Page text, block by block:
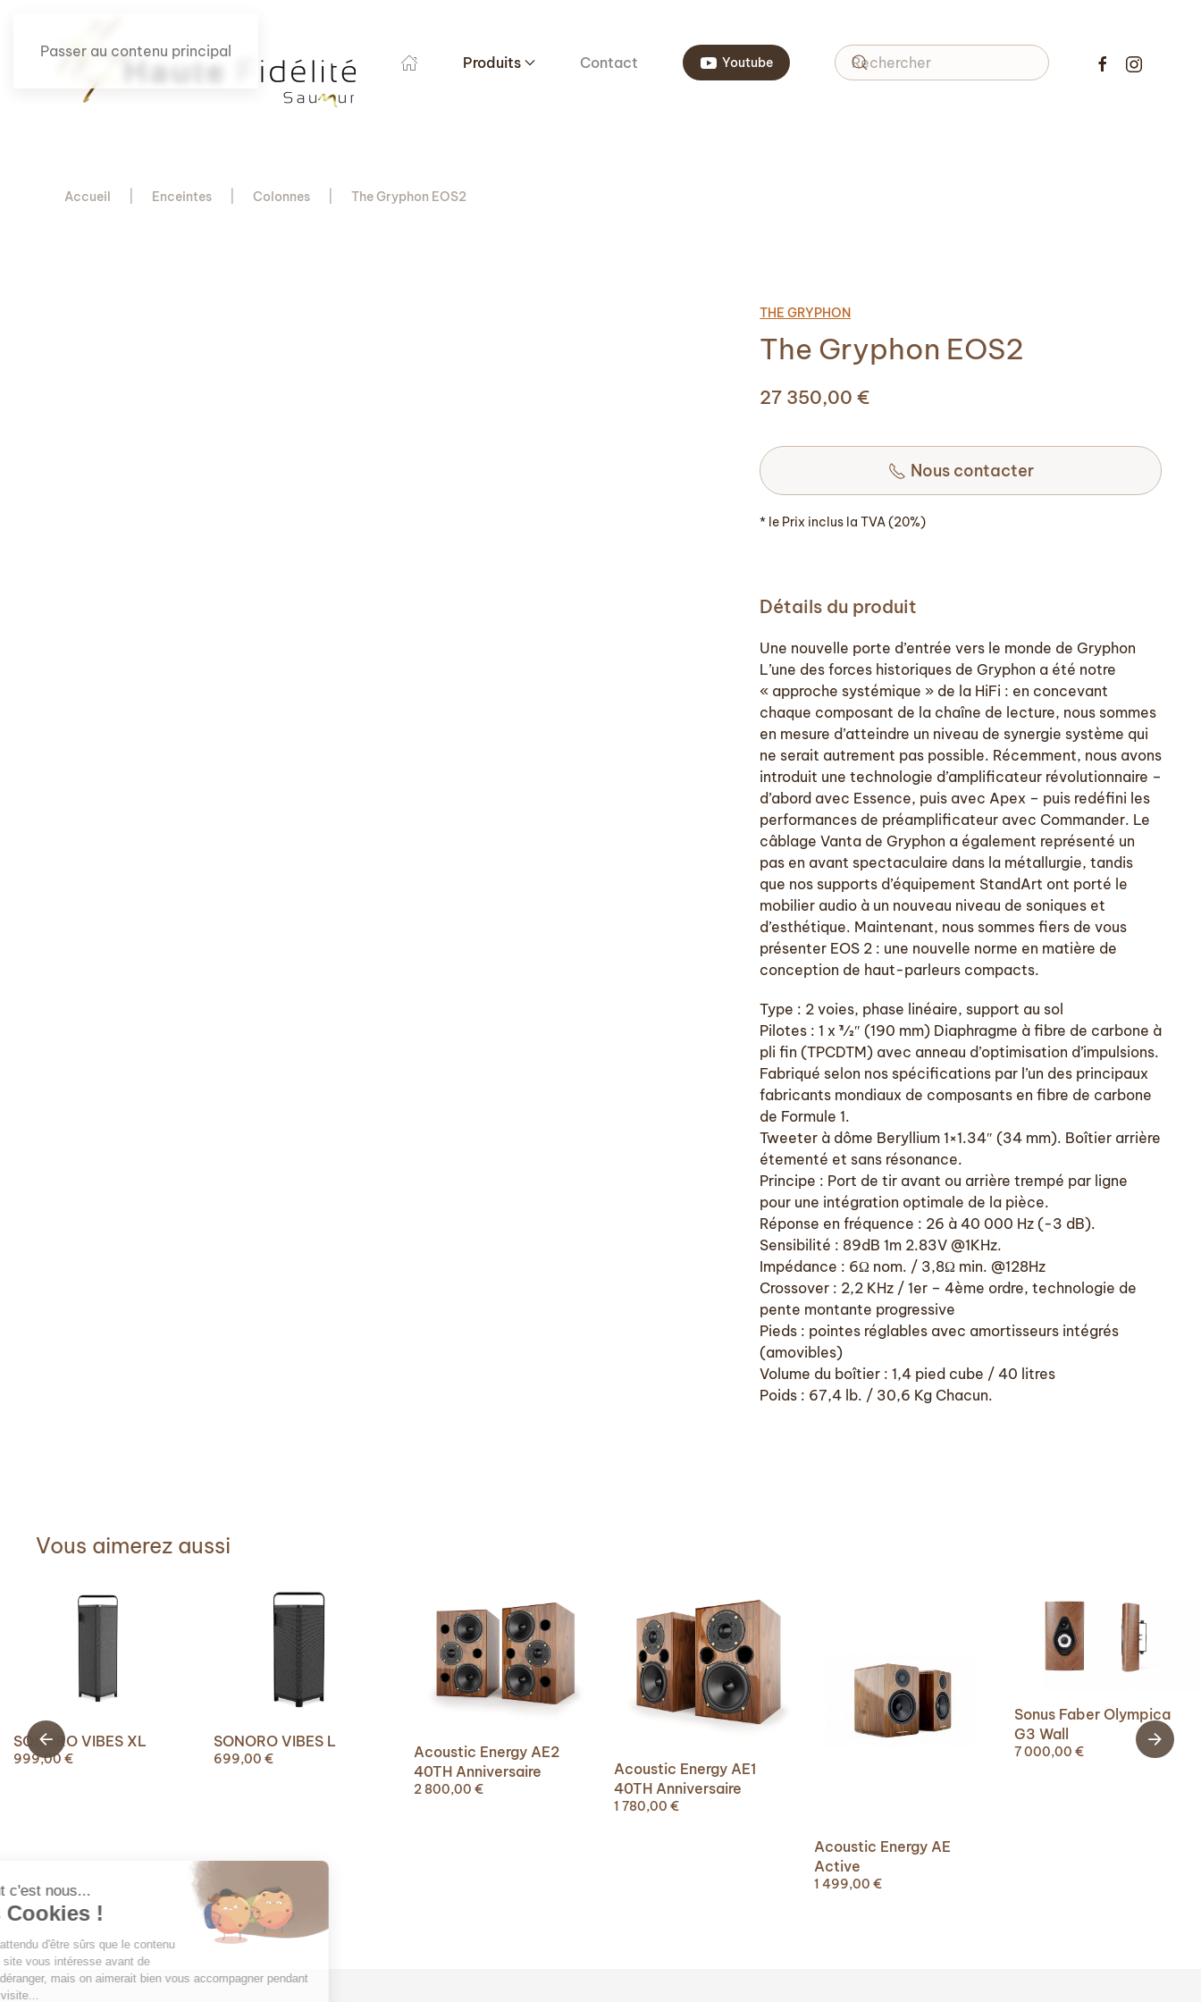
Passer au contenu principal
Produits Contact Youtube
Accueil Enceintes Colonnes The Gryphon EOS2
THE GRYPHON
The Gryphon EOS2
27 350,00€
Nous contacter
* le Prix inclus la TVA (20%)
Détails du produit
Une nouvelle porte d’entrée vers le monde de Gryphon
L’une des forces historiques de Gryphon a été notre
« approche systémique » de la HiFi : en concevant
chaque composant de la chaîne de lecture, nous sommes
en mesure d’atteindre un niveau de synergie système qui
ne serait autrement pas possible. Récemment, nous avons
introduit une technologie d’amplificateur révolutionnaire –
d’abord avec Essence, puis avec Apex – puis redéfini les
performances de préamplificateur avec Commander. Le
câblage Vanta de Gryphon a également représenté un
pas en avant spectaculaire dans la métallurgie, tandis
que nos supports d’équipement StandArt ont porté le
mobilier audio à un nouveau niveau de soniques et
d’esthétique. Maintenant, nous sommes fiers de vous
présenter EOS 2 : une nouvelle norme en matière de
conception de haut-parleurs compacts.
Type : 2 voies, phase linéaire, support au sol
Pilotes : 1 x 71⁄2″ (190 mm) Diaphragme à fibre de carbone à
pli fin (TPCDTM) avec anneau d’optimisation d’impulsions.
Fabriqué selon nos spécifications par l’un des principaux
fabricants mondiaux de composants en fibre de carbone
de Formule 1.
Tweeter à dôme Beryllium 1×1.34″ (34 mm). Boîtier arrière
étementé et sans résonance.
Principe : Port de tir avant ou arrière trempé par ligne
pour une intégration optimale de la pièce.
Réponse en fréquence : 26 à 40 000 Hz (-3 dB).
Sensibilité : 89dB 1m 2.83V @1KHz.
Impédance : 6Ω nom. / 3,8Ω min. @128Hz
Crossover : 2,2 KHz / 1er – 4ème ordre, technologie de
pente montante progressive
Pieds : pointes réglables avec amortisseurs intégrés
(amovibles)
Volume du boîtier : 1,4 pied cube / 40 litres
Poids : 67,4 lb. / 30,6 Kg Chacun.
Vous aimerez aussi
SONORO VIBES XL
999,00 €
SONORO VIBES L
699,00 €
Acoustic Energy AE2
40TH Anniversaire
2 800,00 €
Acoustic Energy AE1
40TH Anniversaire
1 780,00 €
Acoustic Energy AE
Active
1 499,00 €
Sonus Faber Olympica
G3 Wall
7 000,00 €